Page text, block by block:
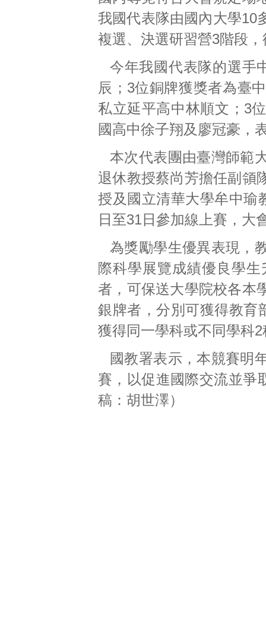
我國代表隊由國內大學10
複選、決選研習營3階段
今年我國代表隊的選手
辰；3位銅牌獲獎者為臺
私立延平高中林順文；3
國高中徐子翔及廖冠豪，
本次代表團由臺灣師範
退休教授蔡尚芳擔任副領
授及國立清華大學牟中瑜
日至31日參加線上賽，大
為獎勵學生優異表現，
際科學展覽成績優良學
者，可保送大學院校各本
銀牌者，分別可獲得教育
獲得同一學科或不同學科
國教署表示，本競賽明
賽，以促進國際交流並爭
稿：胡世澤）